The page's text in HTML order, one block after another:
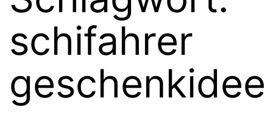
schifahrer
geschenkidee